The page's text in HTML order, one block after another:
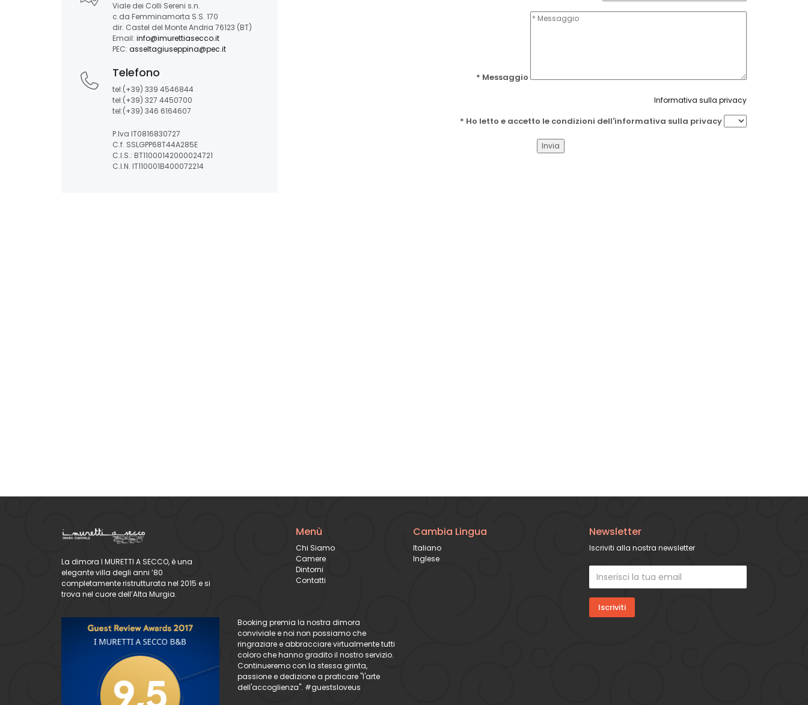
Viale dei Colli Sereni s.n.
c.da Femminamorta S.S. 170
dir. Castel del Monte Andria 76123 (BT)
Email: info@imurettiasecco.it
PEC: asseltagiuseppina@pec.it
Telefono
tel:(+39) 339 4546844
tel:(+39) 327 4450700
tel:(+39) 346 6164607
P.Iva IT0816830727
C.f. SSLGPP68T44A285E
C.I.S.: BT11000142000024721
C.I.N. IT110001B400072214
* Messaggio
Informativa sulla privacy
* Ho letto e accetto le condizioni dell'informativa sulla privacy
La dimora I MURETTI A SECCO, è una
elegante villa degli anni ’80
completamente ristrutturata nel 2015 e si
trova nel cuore dell’Alta Murgia.
Menù
Chi Siamo
Camere
Dintorni
Contatti
Cambia Lingua
Italiano
Inglese
Newsletter
Iscriviti alla nostra newsletter
Booking premia la nostra dimora
conviviale e noi non possiamo che
ringraziare e abbracciare virtualmente tutti
coloro che hanno gradito il nostro servizio.
Continueremo con la stessa grinta,
passione e dedizione a praticare "l'arte
dell'accoglienza". #guestsloveus